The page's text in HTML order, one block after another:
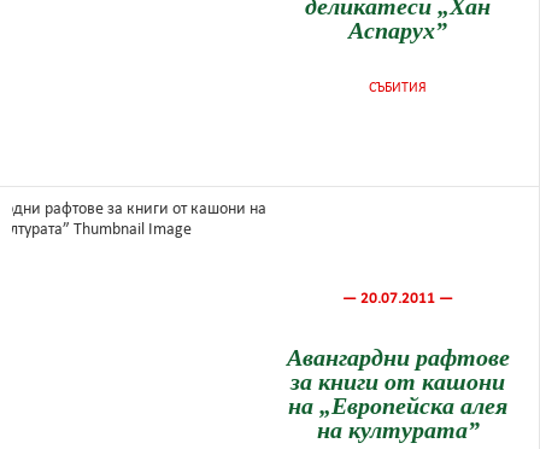
деликатеси „Хан
Аспарух”
СЪБИТИЯ
— 20.07.2011 —
Авангардни рафтове
за книги от кашони
на „Европейска алея
на културата”